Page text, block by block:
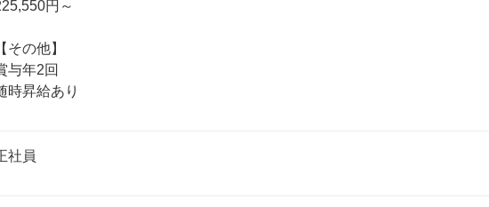
円～
【その他】
与年2回
時昇給あり
社員